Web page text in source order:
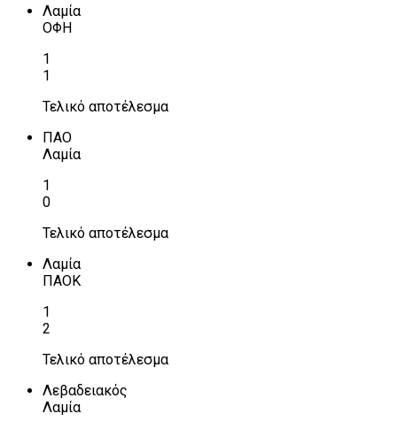
Λαμία
ΟΦΗ
1
1
Τελικό αποτέλεσμα
ΠΑΟ
Λαμία
1
0
Τελικό αποτέλεσμα
Λαμία
ΠΑΟΚ
1
2
Τελικό αποτέλεσμα
Λεβαδειακός
Λαμία